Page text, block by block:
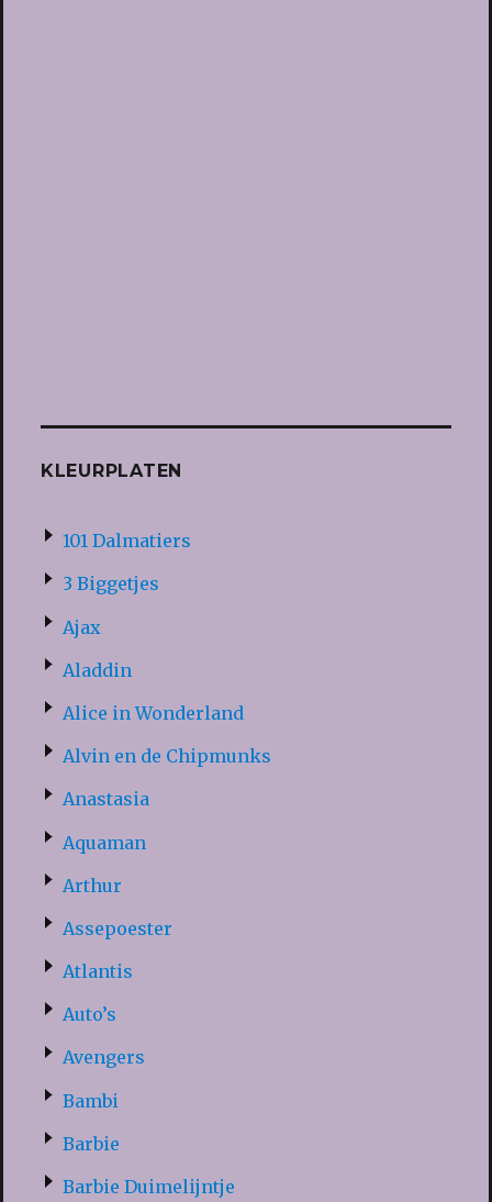
KLEURPLATEN
101 Dalmatiers
3 Biggetjes
Ajax
Aladdin
Alice in Wonderland
Alvin en de Chipmunks
Anastasia
Aquaman
Arthur
Assepoester
Atlantis
Auto’s
Avengers
Bambi
Barbie
Barbie Duimelijntje